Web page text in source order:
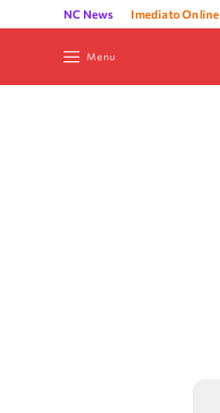
NC News Imediato Online
Menu